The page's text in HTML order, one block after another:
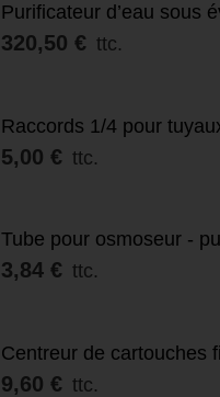
Purificateur d’eau sous
320,50 € ttc.
Raccords 1/4 pour
5,00 € ttc.
Tube pour osmoseur -
3,84 € ttc.
Centreur de cartouches
9,60 € ttc.